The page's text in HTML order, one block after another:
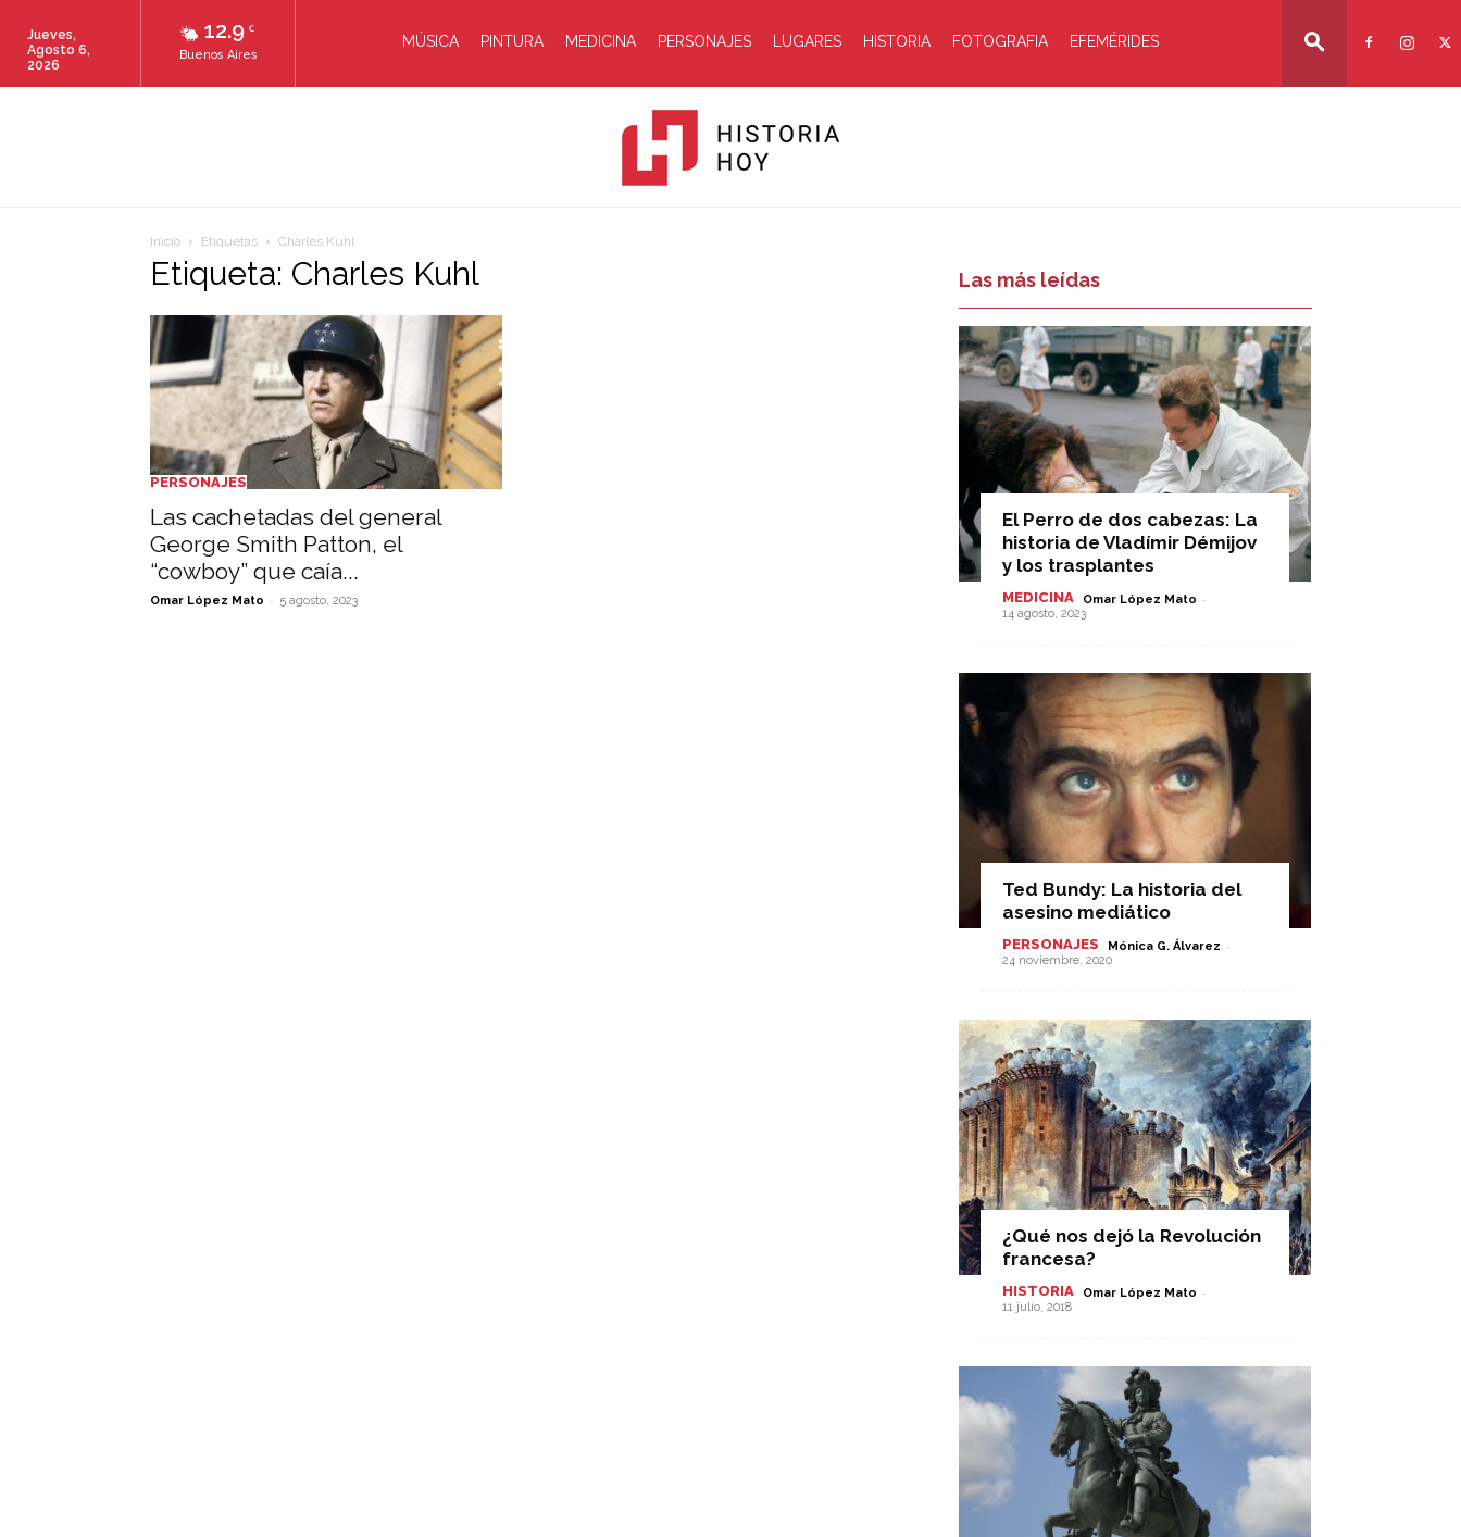
12.9 C
Buenos Aires
Jueves,
Agosto 6,
2026
MÚSICA PINTURA MEDICINA PERSONAJES LUGARES HISTORIA FOTOGRAFIA EFEMÉRIDES
Inicio Etiquetas Charles Kuhl
Etiqueta: Charles Kuhl
PERSONAJES
Las cachetadas del general
George Smith Patton, el
“cowboy” que caía...
Omar López Mato - 5 agosto, 2023
Las más leídas
El Perro de dos cabezas: La
historia de Vladímir Démijov
y los trasplantes
MEDICINA Omar López Mato -
14 agosto, 2023
Ted Bundy: La historia del
asesino mediático
PERSONAJES Mónica G. Álvarez -
24 noviembre, 2020
¿Qué nos dejó la Revolución
francesa?
HISTORIA Omar López Mato -
11 julio, 2018